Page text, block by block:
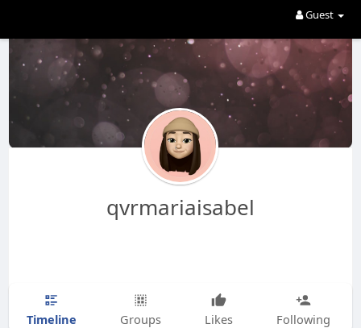
Guest
qvrmariaisabel
Timeline Groups Likes Following